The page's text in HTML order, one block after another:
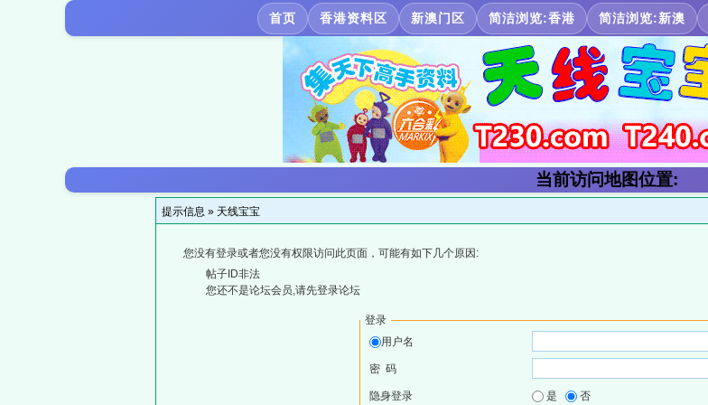
首页 香港资料区 新澳门区 简洁浏览:香港 简洁浏览:新澳
当前访问地图位置:
提示信息 » 天线宝宝
您没有登录或者您没有权限访问此页面，可能有如下几个原因:
帖子ID非法
您还不是论坛会员,请先登录论坛
登录
用户名
密 码
隐身登录 是 否